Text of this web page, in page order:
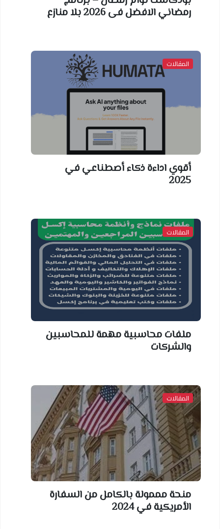
رمضاني الافضل فى 2026 بلا منازع
المقالات
أقوي اداءة ذكاء أصطناعي في
2025
المقالات
ملفات محاسبية مهمة للمحاسبين
والشركات
المقالات
منحة مممولة بالكامل من السفارة
الأمريكية في 2024